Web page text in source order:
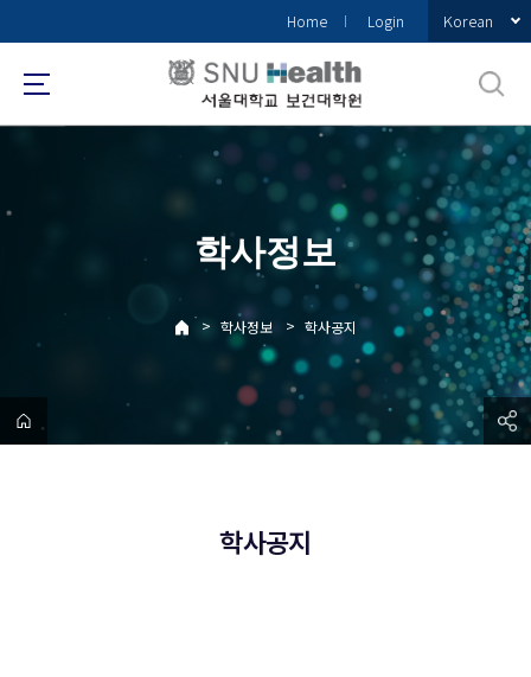
로
메
Home Login Korean
학사정보
> 학사정보 > 학사공지
학사공지